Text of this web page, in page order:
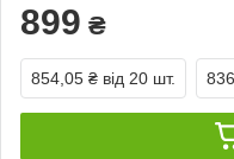
899 ₴
854,05 ₴ від 20 шт.